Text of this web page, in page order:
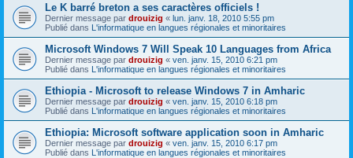
Le K barré breton a ses caractères officiels !
Dernier message par drouizig « lun. janv. 18, 2010 5:55 pm
Publié dans L'informatique en langues régionales et minoritaires
Microsoft Windows 7 Will Speak 10 Languages from Africa
Dernier message par drouizig « ven. janv. 15, 2010 6:21 pm
Publié dans L'informatique en langues régionales et minoritaires
Ethiopia - Microsoft to release Windows 7 in Amharic
Dernier message par drouizig « ven. janv. 15, 2010 6:18 pm
Publié dans L'informatique en langues régionales et minoritaires
Ethiopia: Microsoft software application soon in Amharic
Dernier message par drouizig « ven. janv. 15, 2010 6:17 pm
Publié dans L'informatique en langues régionales et minoritaires